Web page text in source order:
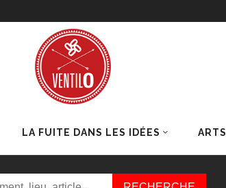
LA FUITE DANS LES IDÉES ARTS